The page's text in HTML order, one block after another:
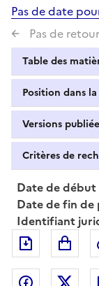
Pas de date
Pas de
Table des
Position dans
Versions
Critères de
Date de
Date de fin de
Identifiant
Exporter